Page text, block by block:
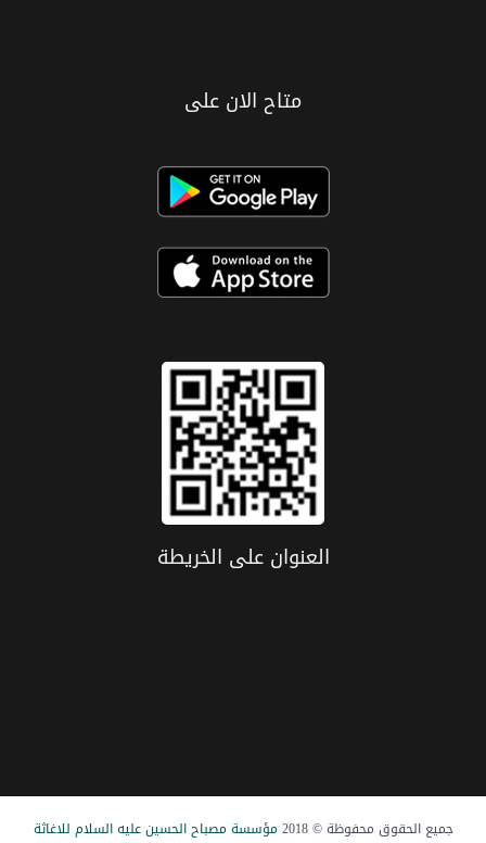
متاح الان على
العنوان علی الخریطة
جميع الحقوق محفوظة © 2018 مؤسسة مصباح الحسین علیه السلام للاغاثة